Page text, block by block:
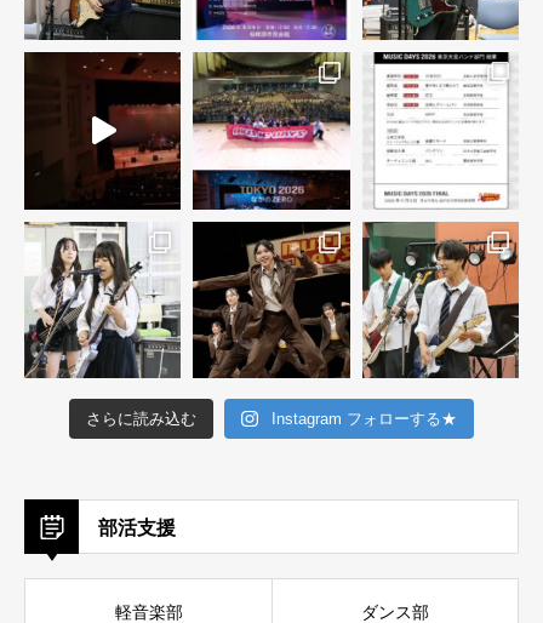
さらに読み込む Instagram フォローする★
部活支援
軽音楽部 ダンス部